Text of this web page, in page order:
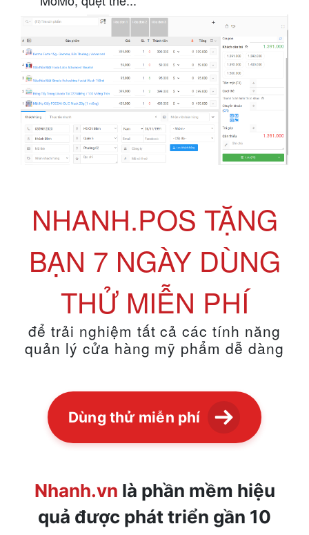
NHANH.POS TẶNG
BẠN 7 NGÀY DÙNG
THỬ MIỄN PHÍ
để trải nghiệm tất cả các tính năng
quản lý cửa hàng mỹ phẩm dễ dàng
Dùng thử miễn phí
Nhanh.vn là phần mềm hiệu
quả được phát triển gần 10